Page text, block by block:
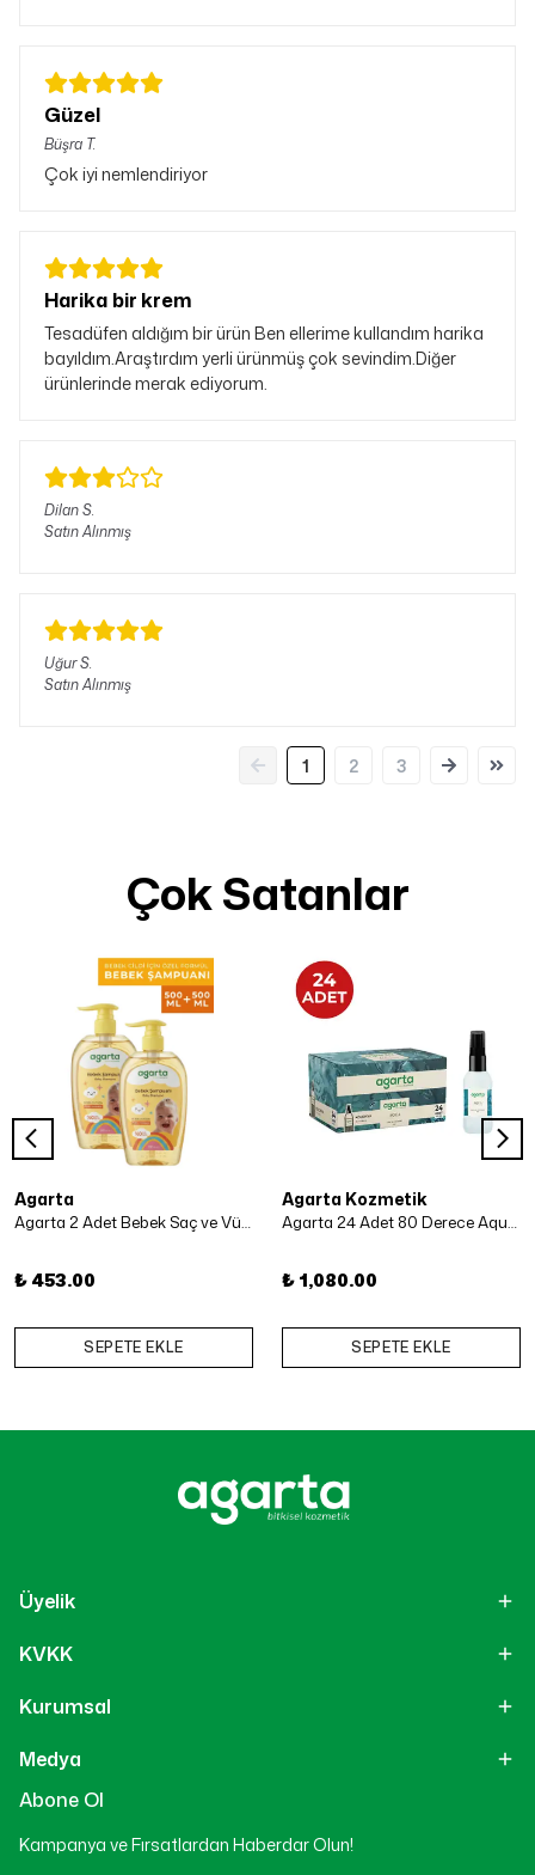
Güzel
Büşra T.
Çok iyi nemlendiriyor
Harika bir krem
Tesadüfen aldığım bir ürün Ben ellerime kullandım harika
bayıldım.Araştırdım yerli ürünmüş çok sevindim.Diğer
ürünlerinde merak ediyorum.
DilanS.
Satın Alınmış
UğurS.
Satın Alınmış
1 2 3
Çok Satanlar
Agarta
Agarta 2 Adet Bebek Saç ve Vücut Şampuanı 500 Ml x 2 Adet
₺ 453.00
SEPETE EKLE
Agarta Kozmetik
Agarta 24 Adet 80 Derece Aqua Kolonya 50 ml
₺ 1,080.00
SEPETE EKLE
Üyelik
KVKK
Kurumsal
Medya
Abone Ol
Kampanya ve Fırsatlardan Haberdar Olun!